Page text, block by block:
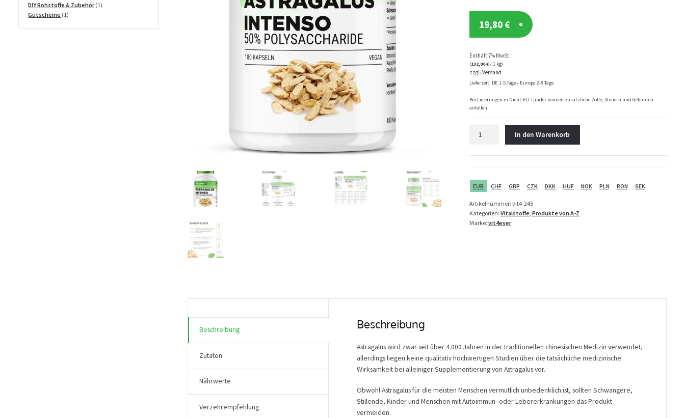
19,80 €
Enthält 7% MwSt.
(132,00€/ 1 kg)
zzgl. Versand
Lieferzeit: DE 1-5 Tage • Europa 2-8 Tage
Bei Lieferungen in Nicht-EU-Länder können zusätzliche Zölle, Steuern und Gebühren
anfallen.
Kapseln
In den Warenkorb
EUR CHF GBP CZK DKK HUF NOK PLN RON SEK
Artikelnummer: vit4-245
Kategorien: Vitalstoffe Produkte von A-Z
Marke: vit4ever
Beschreibung
Zutaten
Nährwerte
Verzehrempfehlung
Beschreibung
Astragalus wird zwar seit über 4.000 Jahren in der traditionellen chinesischen Medizin verwendet,
allerdings liegen keine qualitativ hochwertigen Studien über die tatsächliche medizinische
Wirksamkeit bei alleiniger Supplementierung von Astragalus vor.
Obwohl Astragalus für die meisten Menschen vermutlich unbedenklich ist, sollten Schwangere,
Stillende, Kinder und Menschen mit Autoimmun- oder Lebererkrankungen das Produkt
vermeiden.
Produkte
DIY Rohstoffe & Zubehör 11
Gutscheine 11